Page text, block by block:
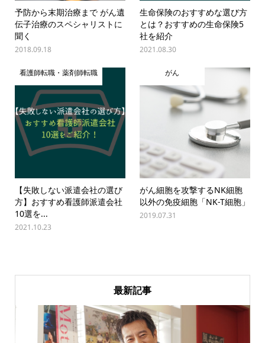
予防から末期治療まで がん遺
伝子治療のスペシャリストに
聞く
2018.09.18
生命保険のおすすめな選び方
とは？おすすめの生命保険5
社を紹介
2021.08.30
看護師転職・薬剤師転職
【失敗しない派遣会社の選び
方】おすすめ看護師派遣会社
10選を...
2021.10.23
がん
がん細胞を攻撃するNK細胞
以外の免疫細胞「NK-T細胞」
2019.07.31
最新記事